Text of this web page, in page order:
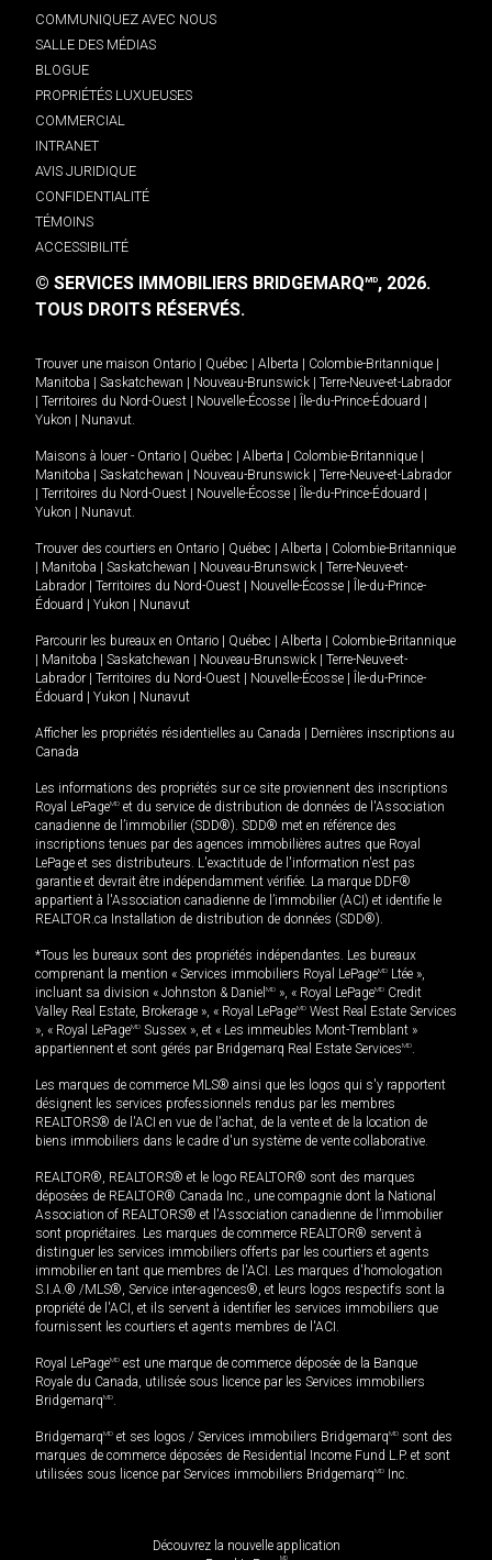
COMMUNIQUEZ AVEC NOUS
SALLE DES MÉDIAS
BLOGUE
PROPRIÉTÉS LUXUEUSES
COMMERCIAL
INTRANET
AVIS JURIDIQUE
CONFIDENTIALITÉ
TÉMOINS
ACCESSIBILITÉ
© SERVICES IMMOBILIERS BRIDGEMARQMD, 2026.
TOUS DROITS RÉSERVÉS.
Trouver une maison Ontario Québec Alberta Colombie-Britannique
Manitoba
Saskatchewan Nouveau-Brunswick
Terre-Neuve-et-Labrador
Territoires du Nord-Ouest Nouvelle-Écosse Île-du-Prince-Édouard
Yukon
Nunavut.
Maisons à louer - Ontario Québec Alberta Colombie-Britannique
Manitoba
Saskatchewan Nouveau-Brunswick
Terre-Neuve-et-Labrador
Territoires du Nord-Ouest Nouvelle-Écosse Île-du-Prince-Édouard
Yukon
Nunavut.
Trouver des courtiers en Ontario Québec Alberta
Colombie-Britannique
Manitoba Saskatchewan Nouveau-Brunswick
Terre-Neuve-et-
Labrador
Territoires du Nord-Ouest Nouvelle-Écosse
Île-du-Prince-
Édouard
Yukon Nunavut
Parcourir les bureaux en Ontario Québec Alberta
Colombie-Britannique
Manitoba Saskatchewan Nouveau-Brunswick
Terre-Neuve-et-
Labrador
Territoires du Nord-Ouest Nouvelle-Écosse
Île-du-Prince-
Édouard
Yukon Nunavut
Afficher les propriétés résidentielles au Canada
Dernières inscriptions au
Canada
Les informations des propriétés sur ce site proviennent des inscriptions
Royal LePageMD et du service de distribution de données de l'Association
canadienne de l’immobilier (SDD®). SDD® met en référence des
inscriptions tenues par des agences immobilières autres que Royal
LePage et ses distributeurs. L'exactitude de l'information n'est pas
garantie et devrait être indépendamment vérifiée. La marque DDF®
appartient à l'Association canadienne de l’immobilier (ACI) et identifie le
REALTOR.ca Installation de distribution de données (SDD®).
*Tous les bureaux sont des propriétés indépendantes. Les bureaux
comprenant la mention « Services immobiliers Royal LePageMD Ltée »,
incluant sa division « Johnston & Daniel MD », « Royal LePageMD Credit
Valley Real Estate, Brokerage », « Royal LePageMD West Real Estate Services
», « Royal LePageMD Sussex », et « Les immeubles Mont-Tremblant »
appartiennent et sont gérés par Bridgemarq Real Estate ServicesMD.
Les marques de commerce MLS® ainsi que les logos qui s'y rapportent
désignent les services professionnels rendus par les membres
REALTORS® de l'ACI en vue de l'achat, de la vente et de la location de
biens immobiliers dans le cadre d'un système de vente collaborative.
REALTOR®, REALTORS® et le logo REALTOR® sont des marques
déposées de REALTOR® Canada Inc., une compagnie dont la National
Association of REALTORS® et l'Association canadienne de l’immobilier
sont propriétaires. Les marques de commerce REALTOR® servent à
distinguer les services immobiliers offerts par les courtiers et agents
immobilier en tant que membres de l'ACI. Les marques d'homologation
S.I.A.® /MLS®, Service inter-agences®, et leurs logos respectifs sont la
propriété de l'ACI, et ils servent à identifier les services immobiliers que
fournissent les courtiers et agents membres de l'ACI.
Royal LePageMD est une marque de commerce déposée de la Banque
Royale du Canada, utilisée sous licence par les Services immobiliers
BridgemarqMD.
BridgemarqMD et ses logos / Services immobiliers BridgemarqMD sont des
marques de commerce déposées de Residential Income Fund L.P. et sont
utilisées sous licence par Services immobiliers BridgemarqMD Inc.
Découvrez la nouvelle application
MD